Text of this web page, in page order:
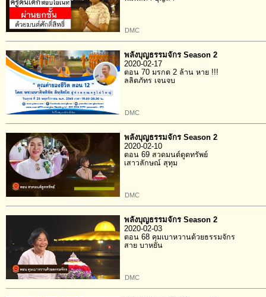
DMC
พลังบุญธรรมจักร Season 2
2020-02-17
ตอน 70 มรกต 2 ล้าน หาย !!!
ลลิตภัทร เจนจบ
DMC
พลังบุญธรรมจักร Season 2
2020-02-10
ตอน 69 สวดมนต์ดูดทรัพย์
เสาวลักษณ์ สุทุม
DMC
พลังบุญธรรมจักร Season 2
2020-02-03
ตอน 68 คุมเบาหวานด้วยธรรมจักร
สาย บาหยัน
DMC